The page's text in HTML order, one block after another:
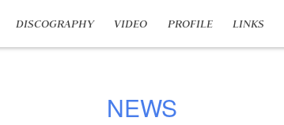
DISCOGRAPHY VIDEO PROFILE LINKS
NEWS